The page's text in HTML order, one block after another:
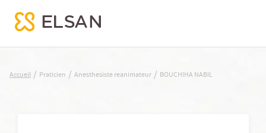
BOUCHIHA NABIL
Accueil / Praticien / Anesthesiste reanimateur / BOUCHIHA NABIL